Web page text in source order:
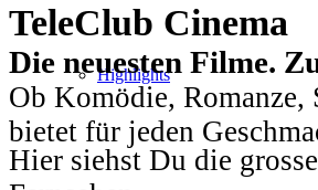
Highlights
TeleClub Cinema
Die neuesten Filme.
Ob Komödie,
bietet für jeden
Hier siehst Du die